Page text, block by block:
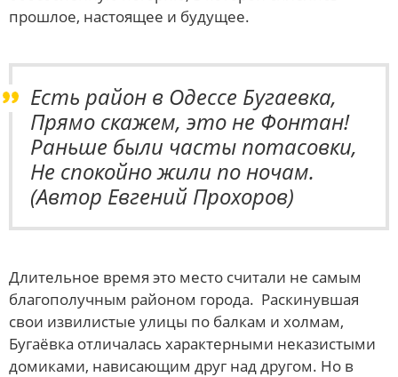
прошлое, настоящее и будущее.
Есть район в Одессе Бугаевка,
Прямо скажем, это не Фонтан!
Раньше были часты потасовки,
Не спокойно жили по ночам.
(Автор Евгений Прохоров)
Длительное время это место считали не самым
благополучным районом города. Раскинувшая
свои извилистые улицы по балкам и холмам,
Бугаёвка отличалась характерными неказистыми
домиками, нависающим друг над другом. Но в